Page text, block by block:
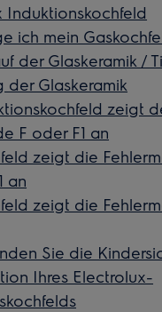
Induktionskochfeld
ich mein
der Glaskeramik /
der Glaskeramik
zeigt
F oder F1 an
zeigt die
an
zeigt die
Sie die
Ihres Electrolux-